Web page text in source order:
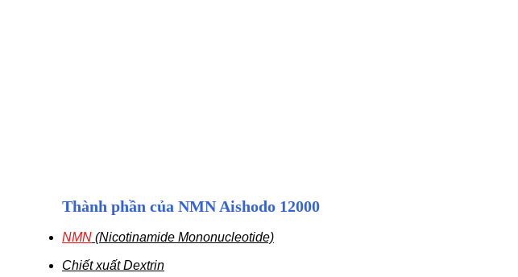
Thành phần của NMN Aishodo 12000
NMN (Nicotinamide Mononucleotide)
Chiết xuất Dextrin